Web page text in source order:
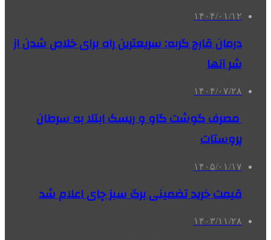
۱۴۰۴/۰۱/۱۲
درمان قارچ گربه: سریعترین راه برای خلاص شدن از
شر آنها
۱۴۰۴/۰۷/۲۸
مصرف گوشت گاو و ریسک ابتلا به سرطان
پروستات
۱۴۰۵/۰۱/۱۷
قیمت خرید تضمینی برگ سبز چای اعلام شد
۱۴۰۳/۱۱/۲۸